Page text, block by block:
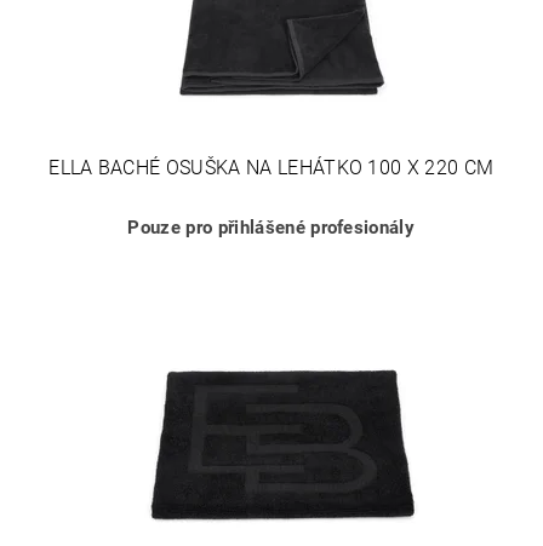
ELLA BACHÉ OSUŠKA NA LEHÁTKO 100 X 220 CM
Pouze pro přihlášené profesionály